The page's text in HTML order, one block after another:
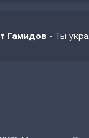
Гамидов - Ты